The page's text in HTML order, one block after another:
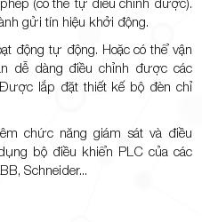
gửi tín hiệu khởi động.
động tự động. Hoặc có thể vận
dễ dàng điều chỉnh được các
lắp đặt thiết kế bộ đèn chỉ
chức năng giám sát và điều
bộ điều khiển PLC của các
Schneider...